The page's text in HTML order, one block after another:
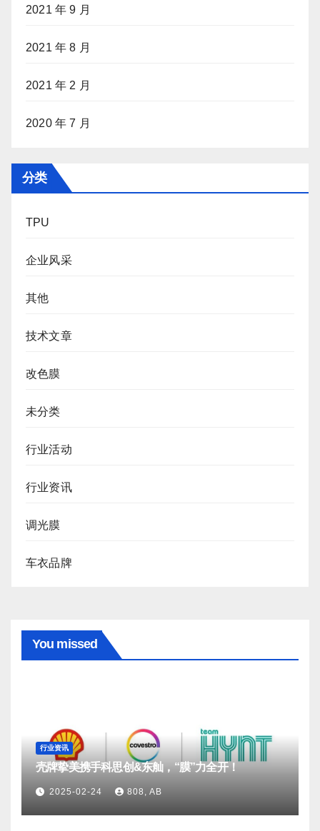
2021 年 9 月
2021 年 8 月
2021 年 2 月
2020 年 7 月
分类
TPU
企业风采
其他
技术文章
改色膜
未分类
行业活动
行业资讯
调光膜
车衣品牌
You missed
行业资讯
壳牌挚美携手科思创&东舢，“膜”力全开！
2025-02-24 808, AB